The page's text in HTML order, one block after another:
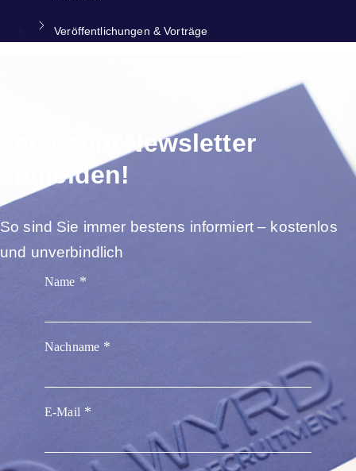
Veröffentlichungen & Vorträge
Jetzt zum Newsletter
anmelden!
So sind Sie immer bestens informiert – kostenlos
und unverbindlich
Name
Nachname
E-Mail